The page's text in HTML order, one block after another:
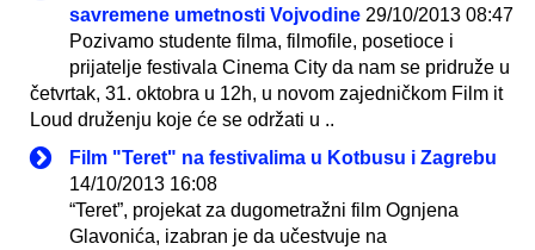
savremene umetnosti Vojvodine 29/10/2013 08:47
Pozivamo studente filma, filmofile, posetioce i
prijatelje festivala Cinema City da nam se pridruže u
četvrtak, 31. oktobra u 12h, u novom zajedničkom Film it
Loud druženju koje će se održati u ..
Film "Teret" na festivalima u Kotbusu i Zagrebu
14/10/2013 16:08
“Teret”, projekat za dugometražni film Ognjena
Glavonića, izabran je da učestvuje na